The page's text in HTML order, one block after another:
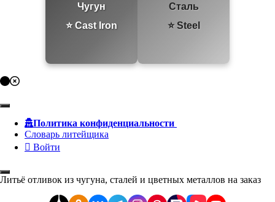
Чугун
⭐ Cast Iron
Сталь
⭐ Steel
Политика конфиденциальности
Словарь литейщика
Войти
Литьё отливок из чугуна, сталей и цветных металлов на заказ